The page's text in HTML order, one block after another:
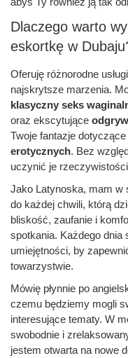
Dlaczego warto
eskortkę w
Oferuję różnorodne
najskrytsze marzenia.
klasyczny seks
oraz ekscytujące
Twoje fantazje dotyczące
erotycznych. Bez
uczynić je
Jako Latynoska, mam w
do każdej chwili, którą
bliskość, zaufanie i
spotkania. Każdego
umiejętności, by
towarzystwie.
Mówię płynnie po
czemu będziemy mogli
interesujące tematy. W
swobodnie i
jestem otwarta na nowe